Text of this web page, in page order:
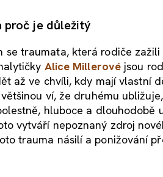
proč je důležitý
traumata, která rodiče
Alice Millerové jsou
až ve chvíli, kdy mají vlastní
ví, že druhému
hluboce a dlouhodobě
vytváří nepoznaný zdroj
trauma násilí a ponižování